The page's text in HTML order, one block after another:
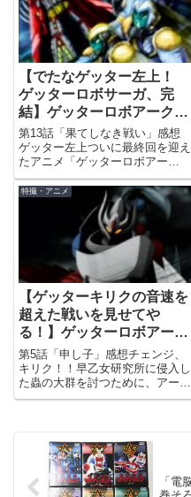
【でたなゲッター左上！
ゲッターロボサーガ、完
結】ゲッターロボアーク
最終話
第13話「果てしなき戦い」感想
ゲッター左上ついに最終回を迎え
たアニメ「ゲッターロボアー
ク」。一応の完結を遂げたゲッタ
ーロボサーガ。原作マンガの連載
終了から実に18年後のことであ
った。最終回は、最後の最後にゲ
ッター聖ドラゴンが現れ、原作打
特撮・アニメ
【ゲッターキリクの音速を
超えた戦いを見せてや
る！】ゲッターロボアーク
第5話
第5話「申し子」感想チェンジ、
キリク！！早乙女研究所に侵入し
た蟲の大群を討つために、アーク
チームはゲッターキリクにチェン
「真ゲッターロボ」だったので、
今回はようやく「アーク」の本筋
「電